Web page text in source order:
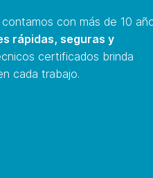
contamos con más de 10
rápidas, seguras y
certificados brinda
cada trabajo.